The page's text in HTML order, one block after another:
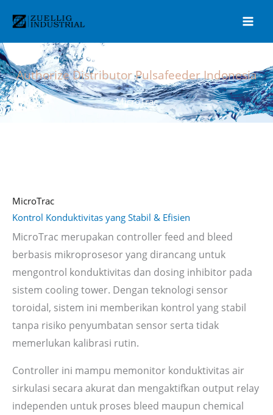
konten
Authorize Distributor Pulsafeeder Indonesia
MicroTrac
MicroTrac
Kontrol Konduktivitas yang Stabil & Efisien
MicroTrac merupakan controller feed and bleed
berbasis mikroprosesor yang dirancang untuk
mengontrol konduktivitas dan dosing inhibitor pada
sistem cooling tower. Dengan teknologi sensor
toroidal, sistem ini memberikan kontrol yang stabil
tanpa risiko penyumbatan sensor serta tidak
memerlukan kalibrasi rutin.
Controller ini mampu memonitor konduktivitas air
sirkulasi secara akurat dan mengaktifkan output relay
independen untuk proses bleed maupun chemical